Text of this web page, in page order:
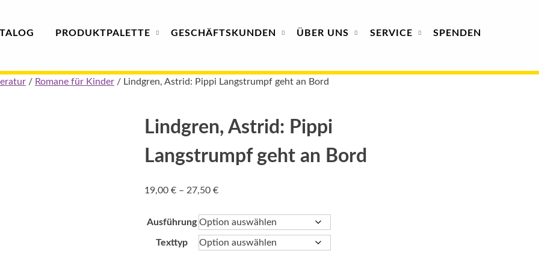
PRODUKT PALETTE GESCHÄFTS­ KUNDEN ÜBER UNS SERVICE SPENDEN
/ Romane für Kinder / Lindgren, Astrid: Pippi Langstrumpf geht an Bord
Lindgren, Astrid: Pippi
Langstrumpf geht an Bord
19,00 € – 27,50 €Preisspanne:
bis
27,50 €
Ausführung
Texttyp